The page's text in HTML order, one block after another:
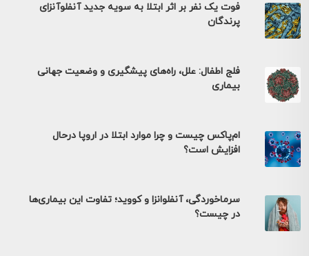
فوت یک نفر بر اثر ابتلا به سویه جدید آنفلوآنزای
پرندگان
فلج اطفال: علل، راه‌های پیشگیری و وضعیت جهانی
بیماری
ام‌پاکس چیست و چرا موارد ابتلا در اروپا درحال
افزایش است؟
سرماخوردگی، آنفلوانزا و کووید؛ تفاوت این بیماری‌ها
در چیست؟